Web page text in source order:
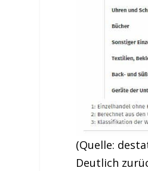
(Quelle:
Deutlich